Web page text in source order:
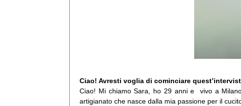
Ciao! Avresti voglia di cominciare
Ciao! Mi chiamo Sara, ho 29 anni e vivo a
artigianato che nasce dalla mia passione per il